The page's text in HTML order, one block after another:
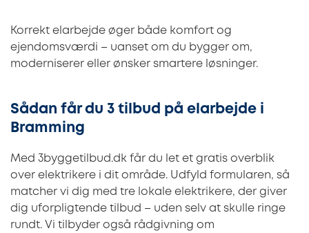
Korrekt elarbejde øger både komfort og
ejendomsværdi – uanset om du bygger om,
moderniserer eller ønsker smartere løsninger.
Sådan får du 3 tilbud på elarbejde i
Bramming
Med 3byggetilbud.dk får du let et gratis overblik
over elektrikere i dit område. Udfyld formularen, så
matcher vi dig med tre lokale elektrikere, der giver
dig uforpligtende tilbud – uden selv at skulle ringe
rundt. Vi tilbyder også rådgivning om